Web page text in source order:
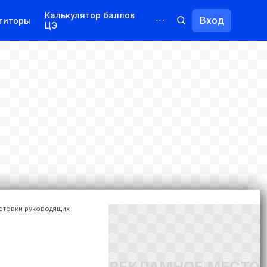
Калькулятор баллов
ЦЭ
Вход
руководящих